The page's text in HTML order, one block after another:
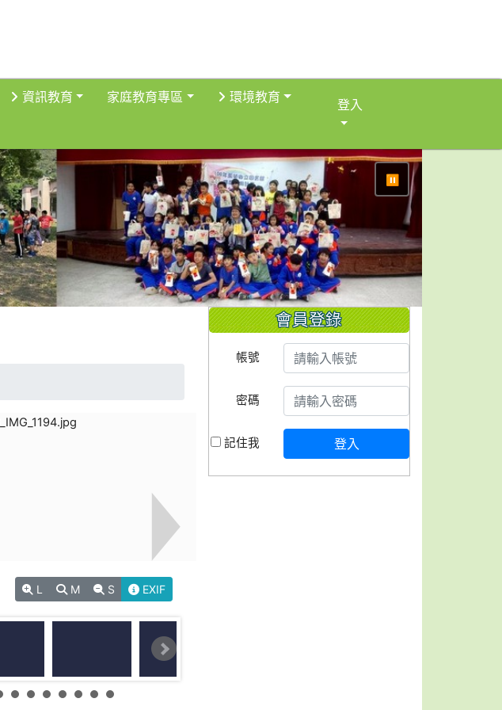
資訊教育 家庭教育專區 環境教育 登入
⏸
L M S EXIF
會員登錄
帳號
密碼
記住我 登入